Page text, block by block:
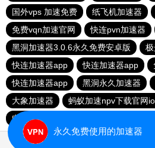
国外vps 加速免费
纸飞机加速器
免费vqn加速官网
快连pvn加速器
黑洞加速器3.0.6永久免费安卓版
快连加速器app
快连加速器app
快连加速器app
黑洞永久加速器
大象加速器
蚂蚁加速npv下载官网
电报telegeram加速器
永久免费使用的加速器